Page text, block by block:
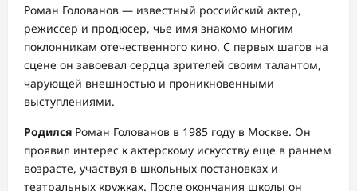
Роман Голованов — известный российский актер,
режиссер и продюсер, чье имя знакомо многим
поклонникам отечественного кино. С первых шагов на
сцене он завоевал сердца зрителей своим талантом,
чарующей внешностью и проникновенными
выступлениями.
Родился Роман Голованов в 1985 году в Москве. Он
проявил интерес к актерскому искусству еще в раннем
возрасте, участвуя в школьных постановках и
театральных кружках. После окончания школы он